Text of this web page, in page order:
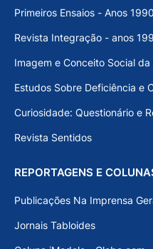
Primeiros Ensaios - Anos 1990
Revista Integração - anos
Imagem e Conceito Social
Estudos Sobre Deficiência e
Curiosidade: Questionário e
Revista Sentidos
REPORTAGENS E
Publicações Na Imprensa
Jornais Tabloides